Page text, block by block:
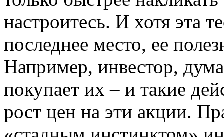
настроитесь. И хотя эта
последнее место, ее
Например, инвестор,
покупает их – и такие
рост цен на эти акции.